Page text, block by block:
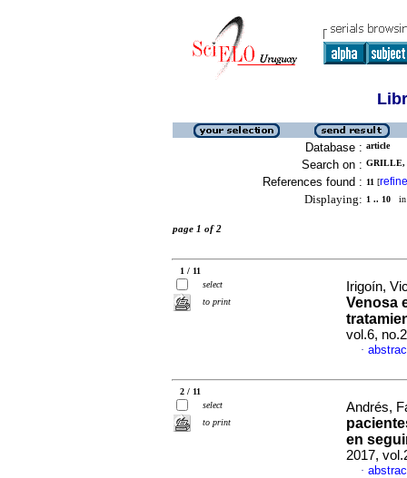
Database : article
Search on : GRILLE,
References found : 11 [refine
Displaying: 1 .. 10 in
page 1 of 2
1 / 11
select
to print
Irigoín,
Venosa
vol.6,
·
2 / 11
select
to print
Andrés,
en
2017,
·